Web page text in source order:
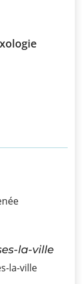
la-ville
la-ville